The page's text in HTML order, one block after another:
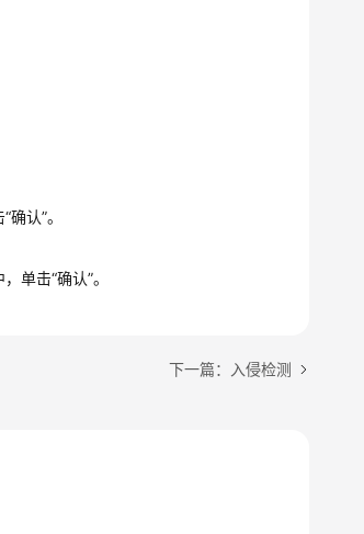
“确认”。
，单击“确认”。
下一篇：入侵检测